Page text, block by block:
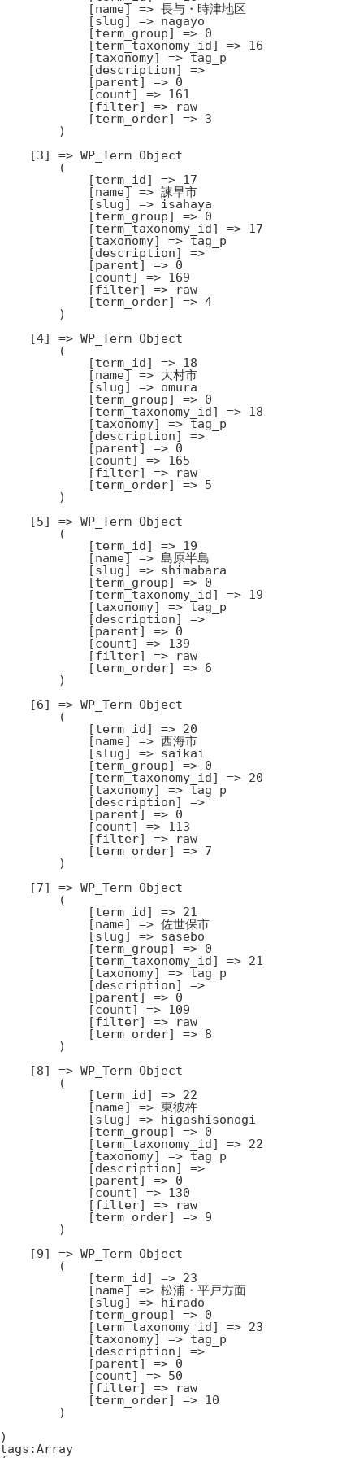
            [name] => 長与・時津地区
            [slug] => nagayo
            [term_group] => 0
            [term_taxonomy_id] => 16
            [taxonomy] => tag_p
            [description] =>
            [parent] => 0
            [count] => 161
            [filter] => raw
            [term_order] => 3
        )
    [3] => WP_Term Object
        (
            [term_id] => 17
            [name] => 諫早市
            [slug] => isahaya
            [term_group] => 0
            [term_taxonomy_id] => 17
            [taxonomy] => tag_p
            [description] =>
            [parent] => 0
            [count] => 169
            [filter] => raw
            [term_order] => 4
        )
    [4] => WP_Term Object
        (
            [term_id] => 18
            [name] => 大村市
            [slug] => omura
            [term_group] => 0
            [term_taxonomy_id] => 18
            [taxonomy] => tag_p
            [description] =>
            [parent] => 0
            [count] => 165
            [filter] => raw
            [term_order] => 5
        )
    [5] => WP_Term Object
        (
            [term_id] => 19
            [name] => 島原半島
            [slug] => shimabara
            [term_group] => 0
            [term_taxonomy_id] => 19
            [taxonomy] => tag_p
            [description] =>
            [parent] => 0
            [count] => 139
            [filter] => raw
            [term_order] => 6
        )
    [6] => WP_Term Object
        (
            [term_id] => 20
            [name] => 西海市
            [slug] => saikai
            [term_group] => 0
            [term_taxonomy_id] => 20
            [taxonomy] => tag_p
            [description] =>
            [parent] => 0
            [count] => 113
            [filter] => raw
            [term_order] => 7
        )
    [7] => WP_Term Object
        (
            [term_id] => 21
            [name] => 佐世保市
            [slug] => sasebo
            [term_group] => 0
            [term_taxonomy_id] => 21
            [taxonomy] => tag_p
            [description] =>
            [parent] => 0
            [count] => 109
            [filter] => raw
            [term_order] => 8
        )
    [8] => WP_Term Object
        (
            [term_id] => 22
            [name] => 東彼杵
            [slug] => higashisonogi
            [term_group] => 0
            [term_taxonomy_id] => 22
            [taxonomy] => tag_p
            [description] =>
            [parent] => 0
            [count] => 130
            [filter] => raw
            [term_order] => 9
        )
    [9] => WP_Term Object
        (
            [term_id] => 23
            [name] => 松浦・平戸方面
            [slug] => hirado
            [term_group] => 0
            [term_taxonomy_id] => 23
            [taxonomy] => tag_p
            [description] =>
            [parent] => 0
            [count] => 50
            [filter] => raw
            [term_order] => 10
        )
)
tags:Array